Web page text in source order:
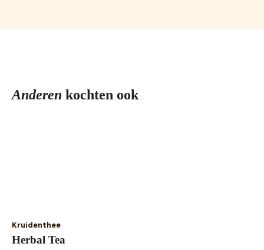
Anderen kochten ook
Kruidenthee
Herbal Tea